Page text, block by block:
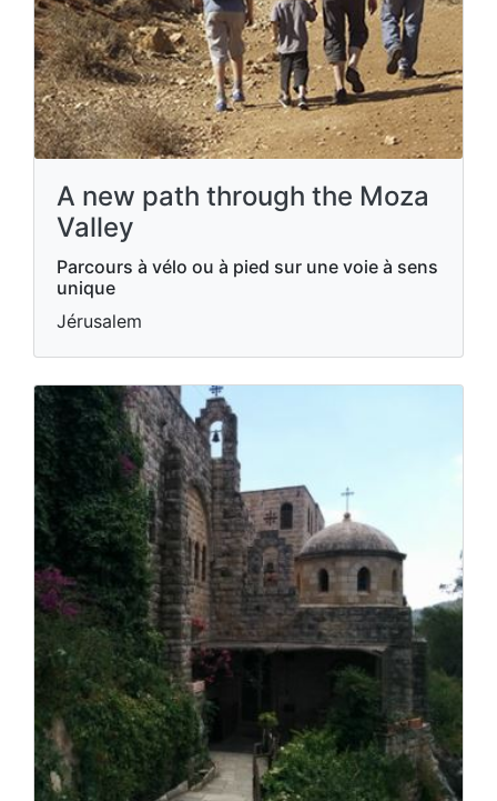
A new path through the Moza
Valley
Parcours à vélo ou à pied sur une voie à sens
unique
Jérusalem